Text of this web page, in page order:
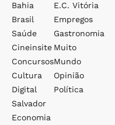
Bahia
Brasil
Saúde
Cineinsite
Concursos
Cultura
Digital
Salvador
Economia
E.c. Vitória
Empregos
Gastronomia
Muito
Mundo
Opinião
Política